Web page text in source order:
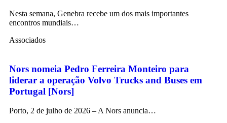
Nesta semana, Genebra recebe um dos mais importantes
encontros mundiais…
Associados
Nors nomeia Pedro Ferreira Monteiro para
liderar a operação Volvo Trucks and Buses em
Portugal [Nors]
Porto, 2 de julho de 2026 – A Nors anuncia…